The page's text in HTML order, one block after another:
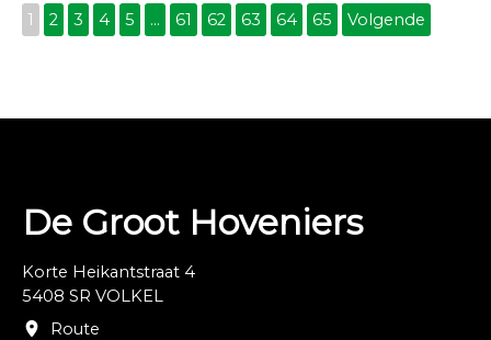
1 2 3 4 5 ... 61 62 63 64 65 Volgende
De Groot Hoveniers
Korte Heikantstraat 4
5408 SR VOLKEL
Route